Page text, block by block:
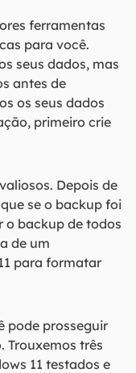
ferramentas
para você.
seus dados, mas
antes de
os seus dados
primeiro crie
Depois de
se o backup foi
o backup de todos
de um
para formatar
pode prosseguir
Trouxemos três
11 testados e